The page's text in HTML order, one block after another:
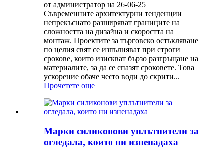
от администратор на 26-06-25
Съвременните архитектурни тенденции
непрекъснато разширяват границите на
сложността на дизайна и скоростта на
монтаж. Проектите за търговско остъкляване
по целия свят се изпълняват при строги
срокове, които изискват бързо разгръщане на
материалите, за да се спазят сроковете. Това
ускорение обаче често води до скрити...
Прочетете още
Марки силиконови уплътнители за
огледала, които ни изненадаха